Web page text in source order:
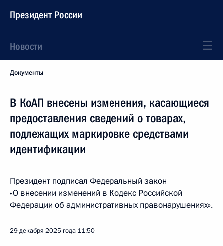
Президент России
Новости
Документы
В КоАП внесены изменения, касающиеся
предоставления сведений о товарах,
подлежащих маркировке средствами
идентификации
Президент подписал Федеральный закон
«О внесении изменений в Кодекс Российской
Федерации об административных правонарушениях».
29 декабря 2025 года 11:50